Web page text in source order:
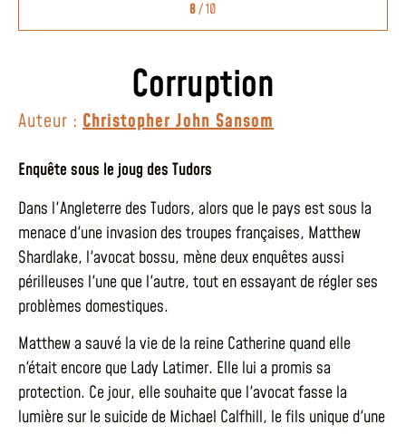
8/ 10
Corruption
Auteur : Christopher John Sansom
Enquête sous le joug des Tudors
Dans l'Angleterre des Tudors, alors que le pays est sous la
menace d'une invasion des troupes françaises, Matthew
Shardlake, l'avocat bossu, mène deux enquêtes aussi
périlleuses l'une que l'autre, tout en essayant de régler ses
problèmes domestiques.
Matthew a sauvé la vie de la reine Catherine quand elle
n'était encore que Lady Latimer. Elle lui a promis sa
protection. Ce jour, elle souhaite que l'avocat fasse la
lumière sur le suicide de Michael Calfhill, le fils unique d'une